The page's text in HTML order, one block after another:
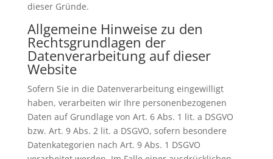
dieser Gründe.
Allgemeine Hinweise zu den
Rechtsgrundlagen der
Datenverarbeitung auf dieser
Website
Sofern Sie in die Datenverarbeitung eingewilligt
haben, verarbeiten wir Ihre personenbezogenen
Daten auf Grundlage von Art. 6 Abs. 1 lit. a DSGVO
bzw. Art. 9 Abs. 2 lit. a DSGVO, sofern besondere
Datenkategorien nach Art. 9 Abs. 1 DSGVO